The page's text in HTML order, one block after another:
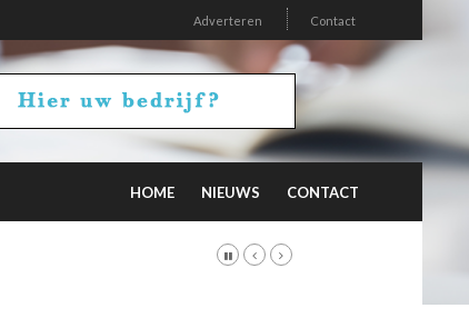
Adverteren Contact
HOME NIEUWS CONTACT